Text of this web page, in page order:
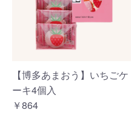
【博多あまおう】いちごケ
ーキ4個入
￥864